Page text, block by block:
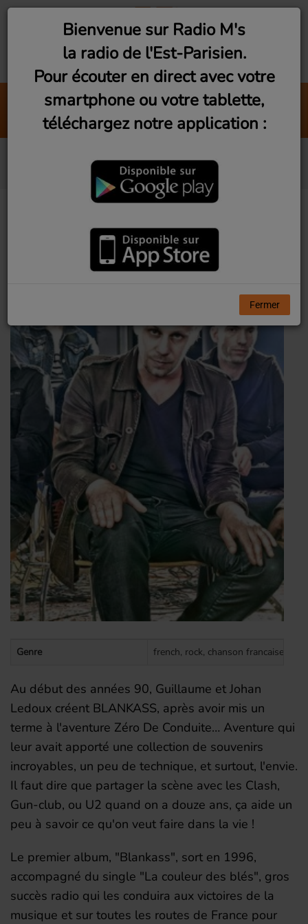
Belleville Rendez-Vous
-M-
Blankass
Genre french, rock, chanson francaise,
Au début des années 90, Guillaume et Johan
Ledoux créent BLANKASS, après avoir mis un
terme à l'aventure Zéro De Conduite… Aventure qui
leur avait apporté une collection de souvenirs
incroyables, un peu de technique, et surtout, l'envie.
Il faut dire que partager la scène avec les Clash,
Gun-club, ou U2 quand on a douze ans, ça aide un
peu à savoir ce qu'on veut faire dans la vie !
Le premier album, "Blankass", sort en 1996,
accompagné du single "La couleur des blés", gros
succès radio qui les conduira aux victoires de la
musique et sur toutes les routes de France pour
Bienvenue sur Radio M's
la radio de l'Est-Parisien.
Pour écouter en direct avec votre
smartphone ou votre tablette,
téléchargez notre application :
Fermer